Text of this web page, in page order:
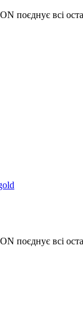
поєднує всі
поєднує всі